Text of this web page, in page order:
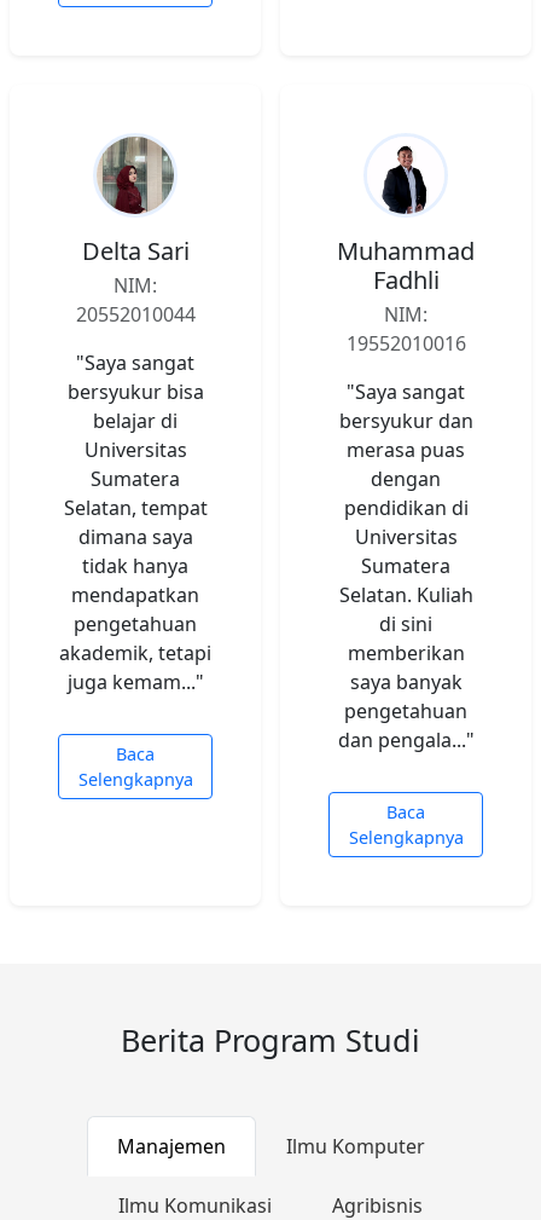
Delta Sari
NIM:
20552010044
"Saya sangat
bersyukur bisa
belajar di
Universitas
Sumatera
Selatan, tempat
dimana saya
tidak hanya
mendapatkan
pengetahuan
akademik, tetapi
juga kemam..."
Baca
Selengkapnya
Muhammad
Fadhli
NIM:
19552010016
"Saya sangat
bersyukur dan
merasa puas
dengan
pendidikan di
Universitas
Sumatera
Selatan. Kuliah
di sini
memberikan
saya banyak
pengetahuan
dan pengala..."
Baca
Selengkapnya
Berita Program Studi
Manajemen Ilmu Komputer
Ilmu Komunikasi Agribisnis
DARI AKREDITASI UNGGUL PRODI